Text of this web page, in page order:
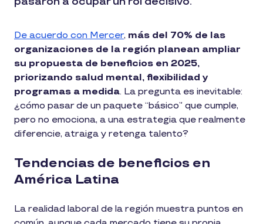
De acuerdo con Mercer, más del 70% de las
organizaciones de la región planean ampliar
su propuesta de beneficios en 2025,
priorizando salud mental, flexibilidad y
programas a medida. La pregunta es inevitable:
¿cómo pasar de un paquete “básico” que cumple,
pero no emociona, a una estrategia que realmente
diferencie, atraiga y retenga talento?
Tendencias de beneficios en
América Latina
La realidad laboral de la región muestra puntos en